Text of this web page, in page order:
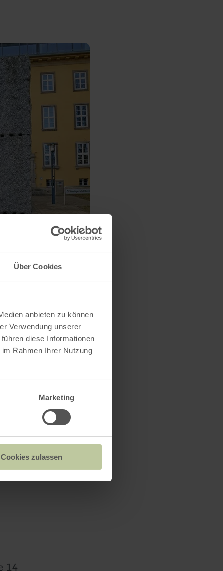
Über Cookies
anbieten zu können
Verwendung unserer
diese Informationen
Rahmen Ihrer Nutzung
Marketing
Cookies zulassen
14